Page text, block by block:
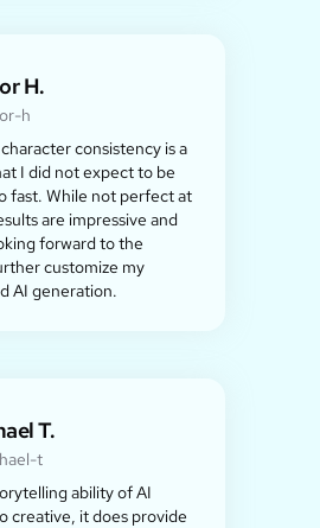
H.
h
consistency is a
I did not expect to be
fast. While not perfect at
are impressive and
forward to the
customize my
AI generation.
T.
t
ability of AI
creative, it does provide